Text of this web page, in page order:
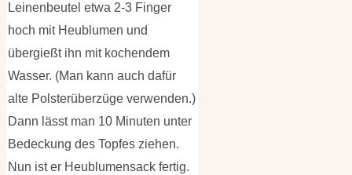
Leinenbeutel etwa 2-3 Finger
hoch mit Heublumen und
übergießt ihn mit kochendem
Wasser. (Man kann auch dafür
alte Polsterüberzüge verwenden.)
Dann lässt man 10 Minuten unter
Bedeckung des Topfes ziehen.
Nun ist er Heublumensack fertig.